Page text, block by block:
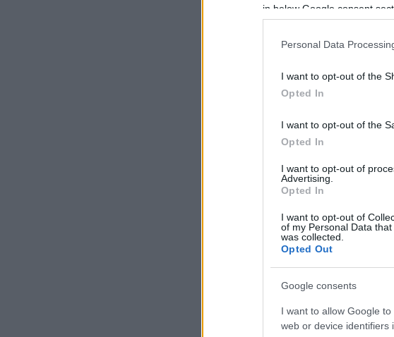
in below Google consent
Personal Data
I want to opt-out of the
Opted In
I want to opt-out of the
Opted In
I want to opt-out of
Advertising.
Opted In
I want to opt-out of
of my Personal Data
was collected.
Opted Out
Google consents
I want to allow Google
web or device identifiers